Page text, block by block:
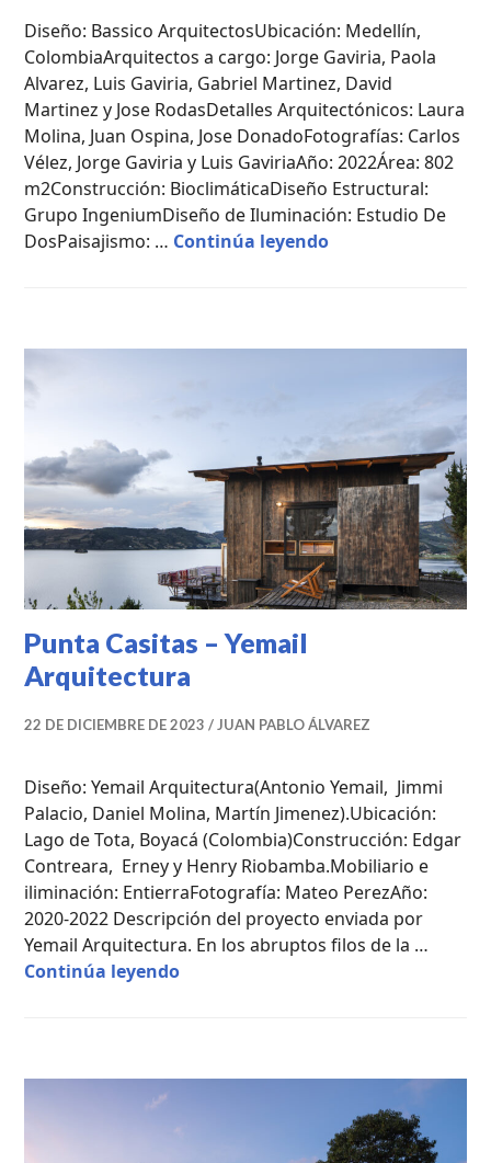
Diseño: Bassico ArquitectosUbicación: Medellín,
ColombiaArquitectos a cargo: Jorge Gaviria, Paola
Alvarez, Luis Gaviria, Gabriel Martinez, David
Martinez y Jose RodasDetalles Arquitectónicos: Laura
Molina, Juan Ospina, Jose DonadoFotografías: Carlos
Vélez, Jorge Gaviria y Luis GaviriaAño: 2022Área: 802
m2Construcción: BioclimáticaDiseño Estructural:
Grupo IngeniumDiseño de Iluminación: Estudio De
DosPaisajismo: … Continúa leyendoCasa Balcón /
CAMPO
PUBLICACIONES
DESTACADAS
Punta Casitas – Yemail
Arquitectura
22 DE DICIEMBRE DE 2023 JUAN PABLO ÁLVAREZ
Diseño: Yemail Arquitectura(Antonio Yemail, Jimmi
Palacio, Daniel Molina, Martín Jimenez).Ubicación:
Lago de Tota, Boyacá (Colombia)Construcción: Edgar
Contreara, Erney y Henry Riobamba.Mobiliario e
iliminación: EntierraFotografía: Mateo PerezAño:
2020-2022 Descripción del proyecto enviada por
Yemail Arquitectura. En los abruptos filos de la …
Continúa leyendoPunta Casitas – Yemail